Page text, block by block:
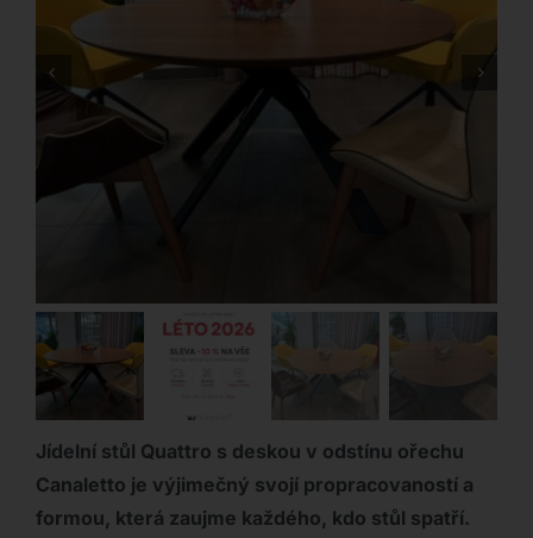
Jídelní stůl Quattro s deskou v odstínu ořechu
Canaletto je výjimečný svojí propracovaností a
formou, která zaujme každého, kdo stůl spatří.